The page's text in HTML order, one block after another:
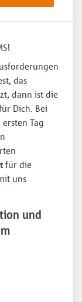
das
dann ist die
Dich. Bei
Tag
für die
uns
und